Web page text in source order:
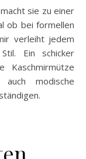
sie zu einer
ob bei formellen
verleiht jedem
Ein schicker
Kaschmirmütze
modische